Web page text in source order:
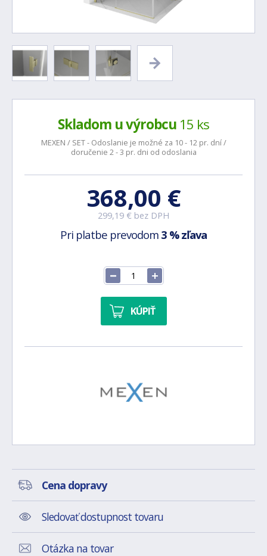
Skladom u výrobcu 15 ks
MEXEN / SET - Odoslanie je možné za 10 - 12 pr. dní /
doručenie 2 - 3 pr. dni od odoslania
368,00 €
299,19 € bez DPH
Pri platbe prevodom 3 % zľava
KÚPIŤ
Cena dopravy
Sledovať dostupnost tovaru
Otázka na tovar